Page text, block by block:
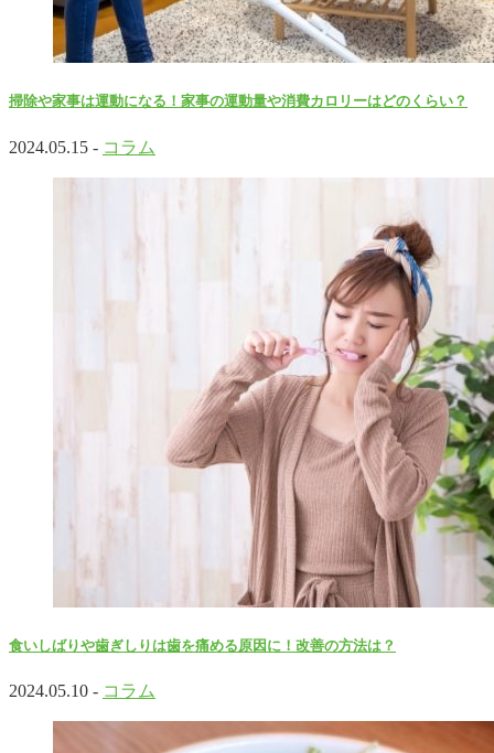
掃除や家事は運動になる！家事の運動量や消費カロリーはどのくらい？
2024.05.15 - コラム
食いしばりや歯ぎしりは歯を痛める原因に！改善の方法は？
2024.05.10 - コラム